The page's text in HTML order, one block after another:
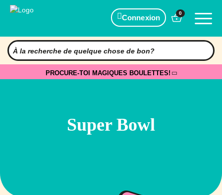
Connexion
0
PROCURE-TOI MAGIQUES BOULETTES!
Super Bowl